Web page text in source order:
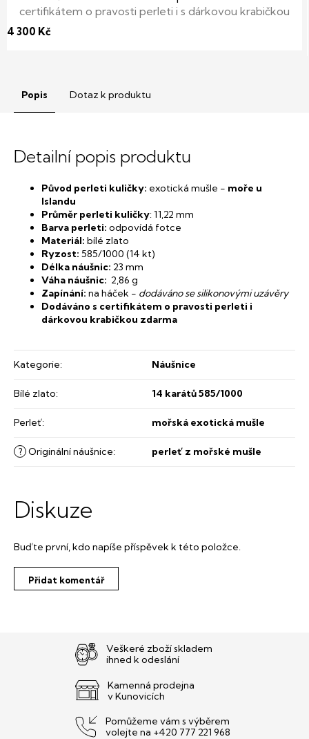
certifikátem o pravosti perleti i s dárkovou krabičkou
4 300 Kč
Popis Dotaz k produktu
Detailní popis produktu
Původ perleti kuličky: exotická mušle - moře u
Islandu
Průměr perleti kuličky: 11,22 mm
Barva perleti: odpovídá fotce
Materiál: bílé zlato
Ryzost: 585/1000 (14 kt)
Délka náušnic: 23 mm
Váha náušnic: 2,86 g
Zapínání: na háček - dodáváno se silikonovými uzávěry
Dodáváno s certifikátem o pravosti perleti i
dárkovou krabičkou zdarma
Kategorie: Náušnice
Bílé zlato: 14 karátů 585/1000
Perleť: mořská exotická mušle
? Originální náušnice: perleť z mořské mušle
Diskuze
Buďte první, kdo napíše příspěvek k této položce.
Přidat komentář
Veškeré zboží skladem
ihned k odeslání
Kamenná prodejna
v Kunovicích
Pomůžeme vám s výběrem
volejte na +420 777 221 968